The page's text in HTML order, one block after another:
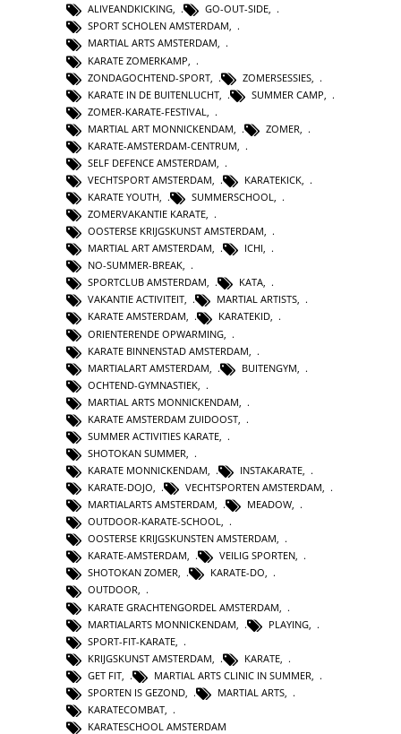
ALIVEANDKICKING, GO-OUT-SIDE,
SPORT SCHOLEN AMSTERDAM,
MARTIAL ARTS AMSTERDAM,
KARATE ZOMERKAMP
ZONDAGOCHTEND-SPORT
ZOMERSESSIES
KARATE IN DE BUITENLUCHT
SUMMER CAMP
ZOMER-KARATE-FESTIVAL
MARTIAL ART MONNICKENDAM
ZOMER
KARATE-AMSTERDAM-CENTRUM
SELF DEFENCE AMSTERDAM
VECHTSPORT AMSTERDAM
KARATEKICK
KARATE YOUTH, SUMMERSCHOOL,
ZOMERVAKANTIE KARATE,
OOSTERSE KRIJGSKUNST AMSTERDAM,
MARTIAL ART AMSTERDAM, ICHI,
NO-SUMMER-BREAK,
SPORTCLUB AMSTERDAM, KATA,
VAKANTIE ACTIVITEIT, MARTIAL ARTISTS,
KARATE AMSTERDAM, KARATEKID,
ORIENTERENDE OPWARMING
KARATE BINNENSTAD AMSTERDAM
MARTIALART AMSTERDAM
BUITENGYM
OCHTEND-GYMNASTIEK
MARTIAL ARTS MONNICKENDAM
KARATE AMSTERDAM ZUIDOOST
SUMMER ACTIVITIES KARATE
SHOTOKAN SUMMER
KARATE MONNICKENDAM, INSTAKARATE,
KARATE-DOJO, VECHTSPORTEN AMSTERDAM,
MARTIALARTS AMSTERDAM, MEADOW,
OUTDOOR-KARATE-SCHOOL,
OOSTERSE KRIJGSKUNSTEN AMSTERDAM,
KARATE-AMSTERDAM, VEILIG SPORTEN,
SHOTOKAN ZOMER, KARATE-DO,
OUTDOOR,
KARATE GRACHTENGORDEL AMSTERDAM
MARTIALARTS MONNICKENDAM
PLAYING
SPORT-FIT-KARATE
KRIJGSKUNST AMSTERDAM
KARATE
GET FIT
MARTIAL ARTS CLINIC IN SUMMER
SPORTEN IS GEZOND
MARTIAL ARTS
KARATECOMBAT
KARATESCHOOL AMSTERDAM